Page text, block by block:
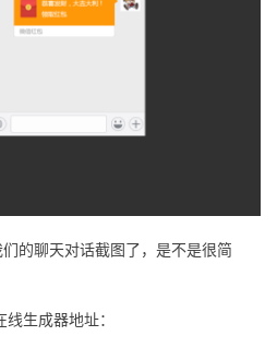
的聊天对话截图了，是不是很简
生成器地址：